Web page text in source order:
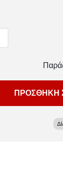
ΠΡΟΣΘΗΚΗ